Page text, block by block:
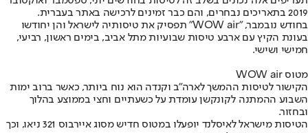
2019 בתאריכים נבחרים, והם כבר זמינים לרכישה באתר בעברית.
בחודש נובמבר, "WOW air" תפסיק את טיסותיה לישראל והן יחודשו
בעונת הקיץ עם ארבע טיסות שבועיות מתל אביב, בימים ראשון, רביעי,
חמישי ושישי.
מטוס WOW air
הקישור לטיסות ההמשך לארה"ב וקנדה הוא נוח ביותר, כאשר ברוב ימות
השבוע ההמתנה לקונקשן עומדת על כשעתיים וחצי בממוצע בהלוך
ובחזור.
הטיסות מישראל לאיסלנד יופעלו במטוס חדיש מסוג איירבוס 321 ניאו, וכך